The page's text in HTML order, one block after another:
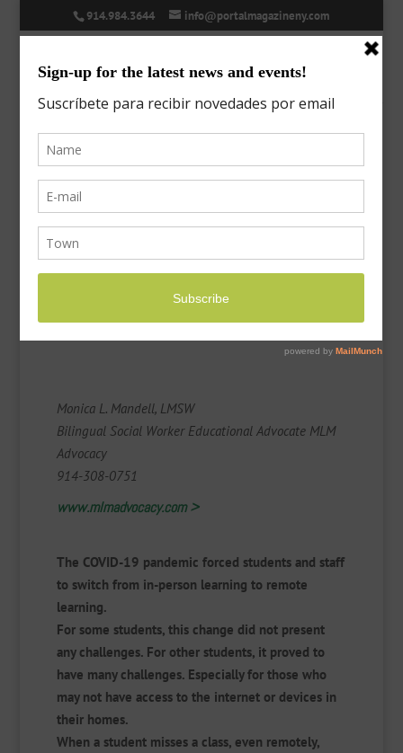
914.984.3644 info@portalmagazineny.com
Why Daily School Attendance
is Important
Jan 5, 2021
Monica L. Mandell, LMSW
Bilingual Social Worker Educational Advocate MLM
Advocacy
914-308-0751
www.mlmadvocacy.com >
The COVID-19 pandemic forced students and staff
to switch from in-person learning to remote
learning.
For some students, this change did not present
any challenges. For other students, it proved to
have many challenges. Especially for those who
may not have access to the internet or devices in
their homes.
When a student misses a class, even remotely,